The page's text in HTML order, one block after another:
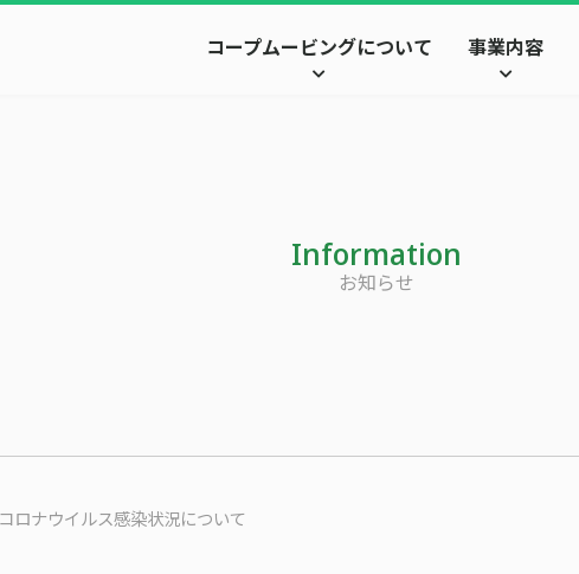
コープムービングについて
事業内容
Information
お知らせ
ロナウイルス感染状況について